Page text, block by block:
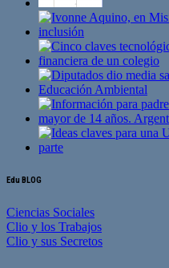
Edu BLOG
Ciencias Sociales
Clio y los Trabajos
Clio y sus Secretos